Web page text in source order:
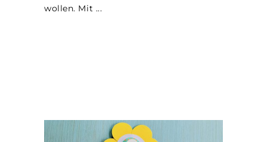
wollen. Mit